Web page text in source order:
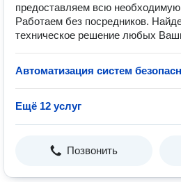
предоставляем всю
Работаем без посредников.
техническое решение любых
Автоматизация систем
Ещё 12 услуг
Позвонить